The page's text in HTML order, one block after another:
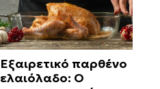
Εξαιρετικό παρθένο
ελαιόλαδο: Ο